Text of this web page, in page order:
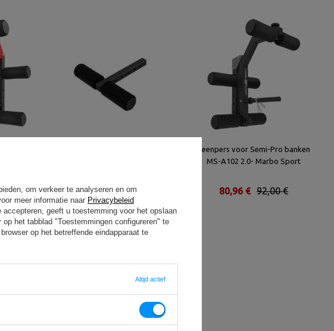
€ 26,89 €
22,86 €
Beenpers voor Semi-Pro banken
MS-A102 2.0- Marbo Sport
92,00 €
80,96 €
om verkeer te analyseren en om
meer informatie naar Privacybeleid
geeft u toestemming voor het opslaan
het tabblad "Toestemmingen configureren" te
op het betreffende eindapparaat te
Altijd actief